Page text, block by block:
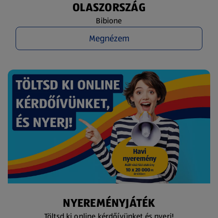
OLASZORSZÁG
Bibione
Megnézem
NYEREMÉNYJÁTÉK